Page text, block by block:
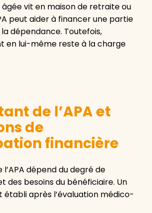
âgée vit en maison de retraite ou
peut aider à financer une partie
dépendance. Toutefois,
en lui-même reste à la charge
de l’APA et
de
financière
dépend du degré de
des besoins du bénéficiaire. Un
établi après l’évaluation médico-